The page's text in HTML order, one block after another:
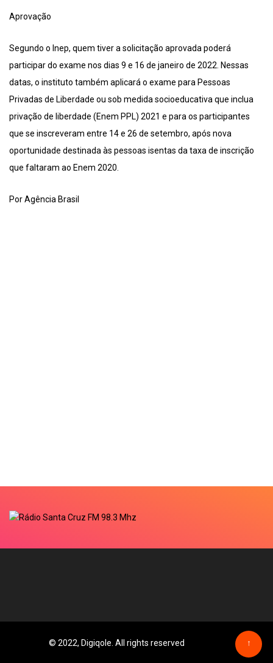
Aprovação
Segundo o Inep, quem tiver a solicitação aprovada poderá
participar do exame nos dias 9 e 16 de janeiro de 2022. Nessas
datas, o instituto também aplicará o exame para Pessoas
Privadas de Liberdade ou sob medida socioeducativa que inclua
privação de liberdade (Enem PPL) 2021 e para os participantes
que se inscreveram entre 14 e 26 de setembro, após nova
oportunidade destinada às pessoas isentas da taxa de inscrição
que faltaram ao Enem 2020.
Por Agência Brasil
© 2022, Digiqole. All rights reserved ↑